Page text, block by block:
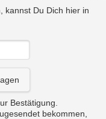
kannst Du Dich hier in
Bestätigung.
bekommen,